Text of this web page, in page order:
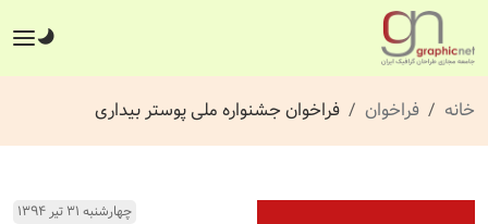
خانه فراخوان فراخوان جشنواره ملی پوستر بیداری
چهارشنبه ۳۱ تیر ۱۳۹۴